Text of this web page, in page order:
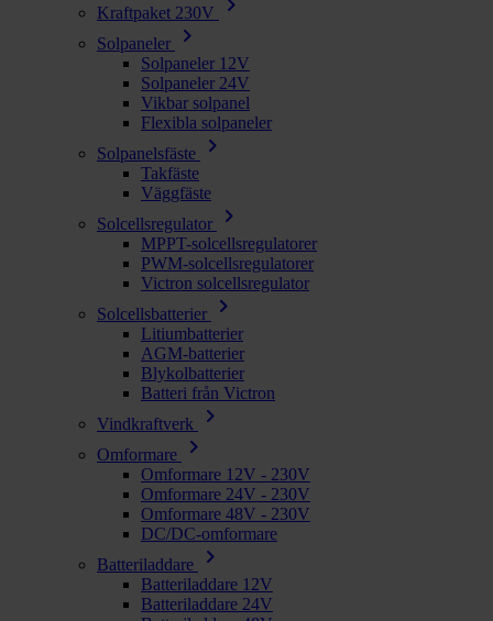
Kraftpaket 230V
Solpaneler chevron_right
Solpaneler 12V
Solpaneler 24V
Vikbar solpanel
Flexibla solpaneler
Solpanelsfäste
chevron_right
Takfäste
Väggfäste
Solcellsregulator
chevron_right
MPPT-solcellsregulatorer
PWM-solcellsregulatorer
Victron solcellsregulator
Solcellsbatterier
chevron_right
Litiumbatterier
AGM-batterier
Blykolbatterier
Batteri från Victron
Vindkraftverk
chevron_right
Omformare chevron_right
Omformare 12V - 230V
Omformare 24V - 230V
Omformare 48V - 230V
DC/DC-omformare
Batteriladdare
chevron_right
Batteriladdare 12V
Batteriladdare 24V